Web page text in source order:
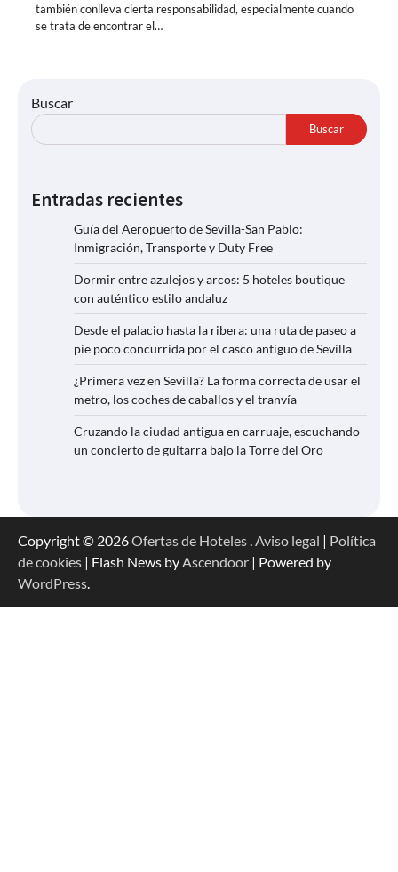
también conlleva cierta responsabilidad, especialmente cuando
se trata de encontrar el…
Buscar
Buscar
Entradas recientes
Guía del Aeropuerto de Sevilla-San Pablo:
Inmigración, Transporte y Duty Free
Dormir entre azulejos y arcos: 5 hoteles boutique
con auténtico estilo andaluz
Desde el palacio hasta la ribera: una ruta de paseo a
pie poco concurrida por el casco antiguo de Sevilla
¿Primera vez en Sevilla? La forma correcta de usar el
metro, los coches de caballos y el tranvía
Cruzando la ciudad antigua en carruaje, escuchando
un concierto de guitarra bajo la Torre del Oro
Copyright © 2026Ofertas de Hoteles.Aviso legal | Política
de cookies | Flash News byAscendoor | Powered by
WordPress.